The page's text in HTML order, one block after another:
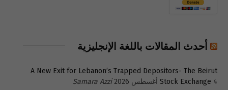
أحدث المقالات باللغة الإنجليزية
A New Exit for Lebanon’s Trapped Depositors- The Beirut
Stock Exchange 4 أغسطس 2026
Samara Azzi